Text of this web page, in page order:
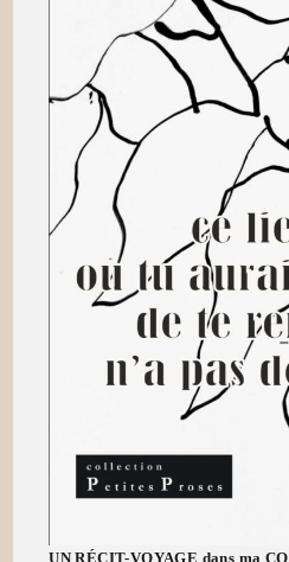
UN RÉCIT-VOYAGE dans ma